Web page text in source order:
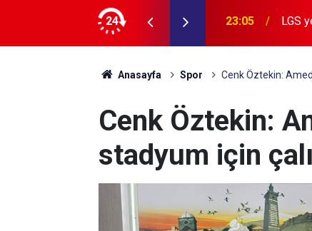
24
zirvedeki 20 lisesi belli oldu 22:28 İran:
Anasayfa Spor Cenk Öztekin:
Cenk Öztekin:
stadyum için